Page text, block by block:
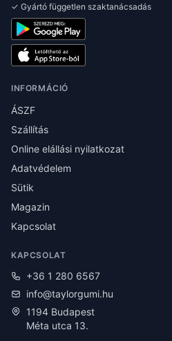
✓ Gyártó független szaktanácsadás
INFORMÁCIÓ
ÁSZF
Szállítás
Online elállási nyilatkozat
Adatvédelem
Sütik
Magazin
Kapcsolat
KAPCSOLAT
+36 1 280 6567
info@taylorgumi.hu
1194 Budapest
Méta utca 13.